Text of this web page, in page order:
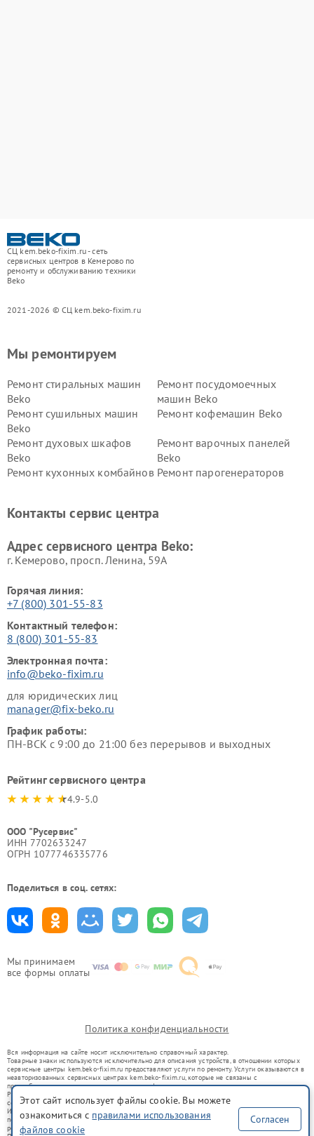
СЦ kem.beko-fixim.ru - сеть
сервисных центров в Кемерово по
ремонту и обслуживанию техники
Beko
2021-2026 © СЦ kem.beko-fixim.ru
Мы принимаем
все формы оплаты
Мы ремонтируем
Ремонт стиральных машин
Beko
Ремонт посудомоечных
машин Beko
Ремонт сушильных машин
Beko
Ремонт кофемашин Beko
Ремонт духовых шкафов
Beko
Ремонт варочных панелей
Beko
Ремонт кухонных комбайнов Ремонт парогенераторов
Ремонт холодильников Beko Ремонт морозильных камер
Контакты сервис центра
Адрес сервисного центра Beko:
г. Кемерово, просп. Ленина, 59А
Горячая линия:
+7 (800) 301-55-83
Контактный телефон:
8 (800) 301-55-83
Электронная почта:
info@beko-fixim.ru
для юридических лиц
manager@fix-beko.ru
График работы:
ПН-ВСК с 9:00 до 21:00 без перерывов и выходных
Рейтинг сервисного центра
4.9-5.0
ООО "Русервис"
ИНН 7702633247
ОГРН 1077746335776
Поделиться в соц. сетях:
Политика конфиденциальности
Вся информация на сайте носит исключительно справочный характер.
Товарные знаки используются исключительно для описания устройств, в отношении которых
сервисные центры kem.beko-fixim.ru предоставляют услуги по ремонту. Услуги оказываются в
неавторизованных сервисных центрах kem.beko-fixim.ru, которые не связаны с
правообладателями товарных знаков или их официальными представителями.
Ремонт осуществляется для устройств, уже введенных в гражданский оборот в соответствии
со статьей 1487 ГК РФ.
Использование товарных знаков не преследует цели индивидуализации услуг или введения
потребителей в заблуждение, а служит для информирования о предоставляемых услугах по
ремонту техники указанных брендов.
Этот сайт использует файлы cookie. Вы можете
ознакомиться с правилами использования
файлов cookie
Согласен